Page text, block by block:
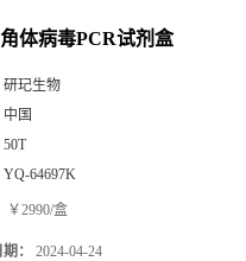
体病毒PCR试剂盒
研玘生物
中国
50T
YQ-64697K
￥2990/盒
： 2024-04-24